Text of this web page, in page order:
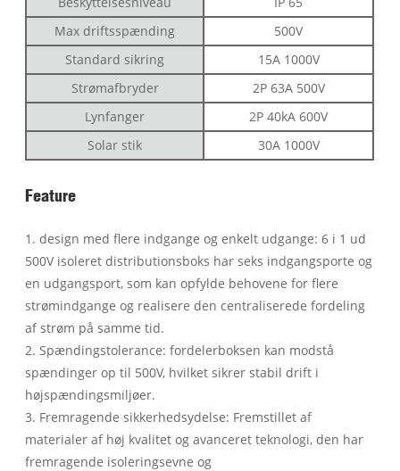
Max driftsspænding
500V
Standard sikring
15A 1000V
Strømafbryder
2P 63A 500V
Lynfanger
2P 40kA 600V
Solar stik
30A 1000V
Feature
1. design med flere indgange og enkelt udgange: 6 i 1 ud
500V isoleret distributionsboks har seks indgangsporte og
en udgangsport, som kan opfylde behovene for flere
strømindgange og realisere den centraliserede fordeling
af strøm på samme tid.
2. Spændingstolerance: fordelerboksen kan modstå
spændinger op til 500V, hvilket sikrer stabil drift i
højspændingsmiljøer.
3. Fremragende sikkerhedsydelse: Fremstillet af
materialer af høj kvalitet og avanceret teknologi, den har
fremragende isoleringsevne og